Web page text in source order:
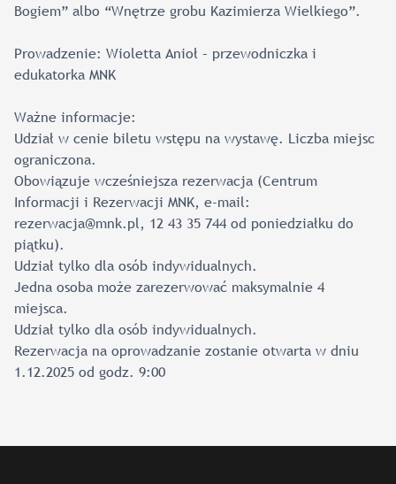
Bogiem” albo “Wnętrze grobu Kazimierza Wielkiego”.
Prowadzenie: Wioletta Anioł – przewodniczka i
edukatorka MNK
Ważne informacje:
Udział w cenie biletu wstępu na wystawę. Liczba miejsc
ograniczona.
Obowiązuje wcześniejsza rezerwacja (Centrum
Informacji i Rezerwacji MNK, e-mail:
rezerwacja@mnk.pl, 12 43 35 744 od poniedziałku do
piątku).
Udział tylko dla osób indywidualnych.
Jedna osoba może zarezerwować maksymalnie 4
miejsca.
Udział tylko dla osób indywidualnych.
Rezerwacja na oprowadzanie zostanie otwarta w dniu
1.12.2025 od godz. 9:00